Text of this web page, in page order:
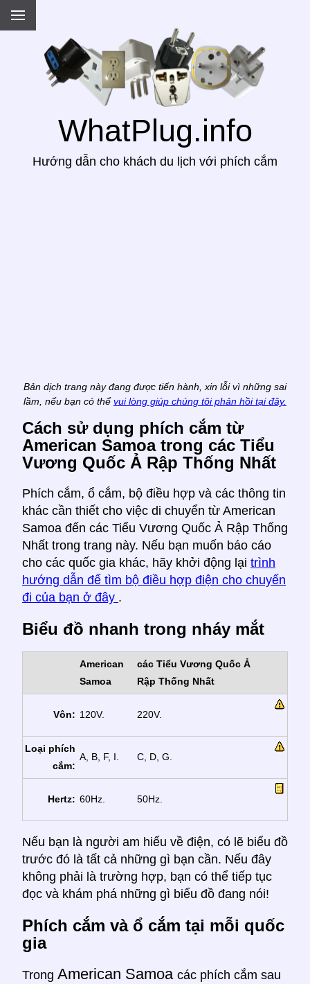
WhatPlug.info
Hướng dẫn cho khách du lịch với phích cắm
Bản dịch trang này đang được tiến hành, xin lỗi vì những sai
lầm, nếu bạn có thể vui lòng giúp chúng tôi phản hồi tại đây.
Cách sử dụng phích cắm từ
American Samoa trong các Tiểu
Vương Quốc Ả Rập Thống Nhất
Phích cắm, ổ cắm, bộ điều hợp và các thông tin
khác cần thiết cho việc di chuyển từ American
Samoa đến các Tiểu Vương Quốc Ả Rập Thống
Nhất trong trang này. Nếu bạn muốn báo cáo
cho các quốc gia khác, hãy khởi động lại trình
hướng dẫn để tìm bộ điều hợp điện cho chuyến
đi của bạn ở đây .
Biểu đồ nhanh trong nháy mắt
American
Samoa
các Tiểu Vương Quốc Ả
Rập Thống Nhất
Vôn: 120V. 220V.
Loại phích
cắm:
A, B, F, I. C, D, G.
Hertz: 60Hz. 50Hz.
Nếu bạn là người am hiểu về điện, có lẽ biểu đồ
trước đó là tất cả những gì bạn cần. Nếu đây
không phải là trường hợp, bạn có thể tiếp tục
đọc và khám phá những gì biểu đồ đang nói!
Phích cắm và ổ cắm tại mỗi quốc
gia
Trong American Samoa các phích cắm sau